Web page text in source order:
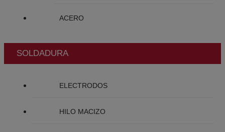
ACERO
SOLDADURA
ELECTRODOS
HILO MACIZO